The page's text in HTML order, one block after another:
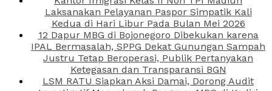
Laksanakan Pelayanan Paspor Simpatik Kali
Kedua di Hari Libur Pada Bulan Mei 2026
12 Dapur MBG di Bojonegoro Dibekukan karena
IPAL Bermasalah, SPPG Dekat Gunungan Sampah
Justru Tetap Beroperasi, Publik Pertanyakan
Ketegasan dan Transparansi BGN
LSM RATU Siapkan Aksi Damai, Dorong Audit